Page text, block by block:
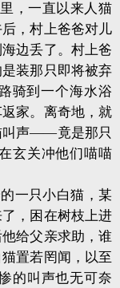
，一直以来人猫
，村上爸爸对儿
边丢了。村上爸
装那只即将被弃
骑到一个海水浴
家。离奇地，就
叫声——竟是那只
玄关冲他们喵喵
一只小白猫，某
，困在树枝上进
给父亲求助，谁
置若罔闻，以至
的叫声也无可奈